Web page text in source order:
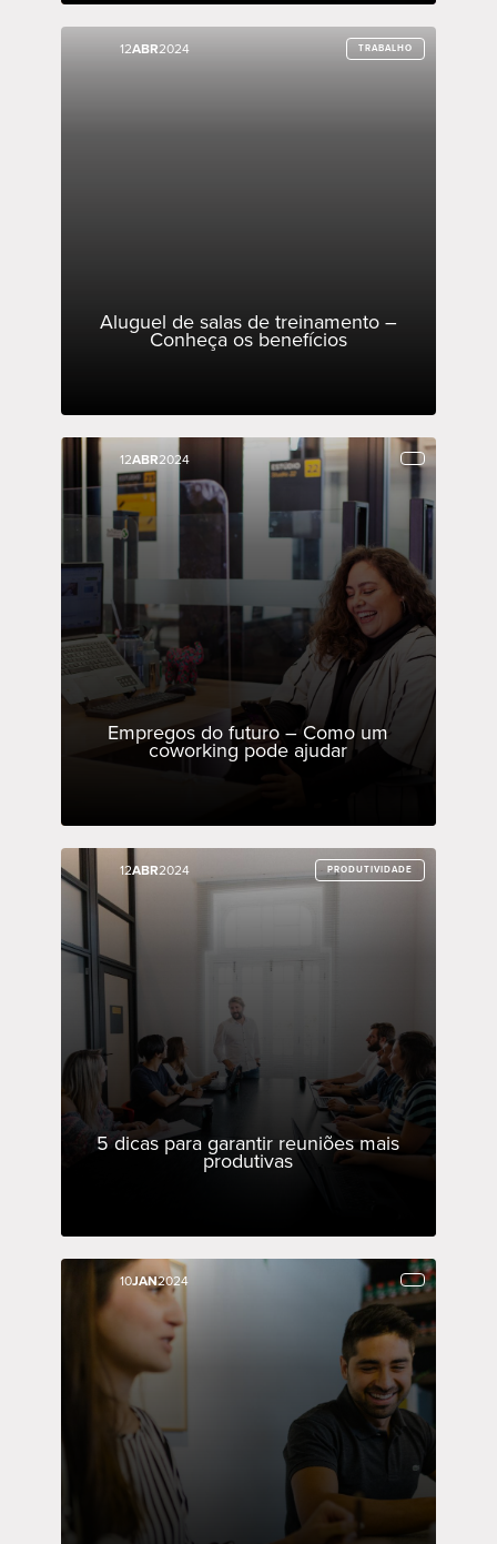
12ABR2024 TRABALHO
Aluguel de salas de treinamento –
Conheça os benefícios
12ABR2024 TRABALHO
12ABR2024
Empregos do futuro – Como um
coworking pode ajudar
12ABR2024
12ABR2024 PRODUTIVIDADE
5 dicas para garantir reuniões mais
produtivas
12ABR2024 PRODUTIVIDADE
10JAN2024
10JAN2024